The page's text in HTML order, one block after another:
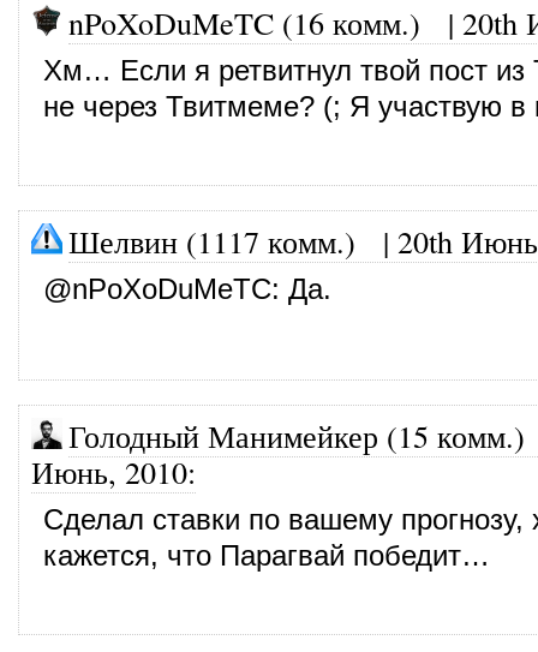
nPoXoDuMeTC (16 комм.) | 20th
Хм… Если я ретвитнул твой пост из
не через Твитмеме? (; Я участвую в
Шелвин (1117 комм.) | 20th
@nPoXoDuMeTC: Да.
Голодный Манимейкер (15 комм.)
Июнь, 2010:
Сделал ставки по вашему прогнозу,
кажется, что Парагвай победит…